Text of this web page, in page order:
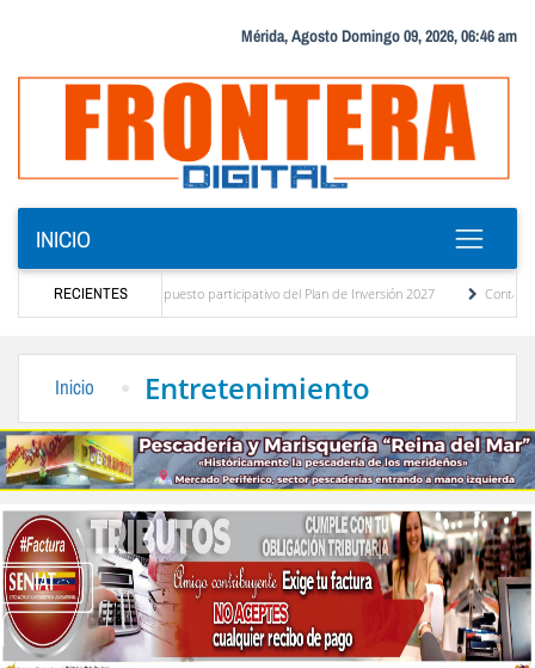
Mérida, Agosto Domingo 09, 2026, 06:46 am
INICIO
RECIENTES
diagnóstico del presupuesto participativo del Plan de Inversión 2027
Inicio Entretenimiento